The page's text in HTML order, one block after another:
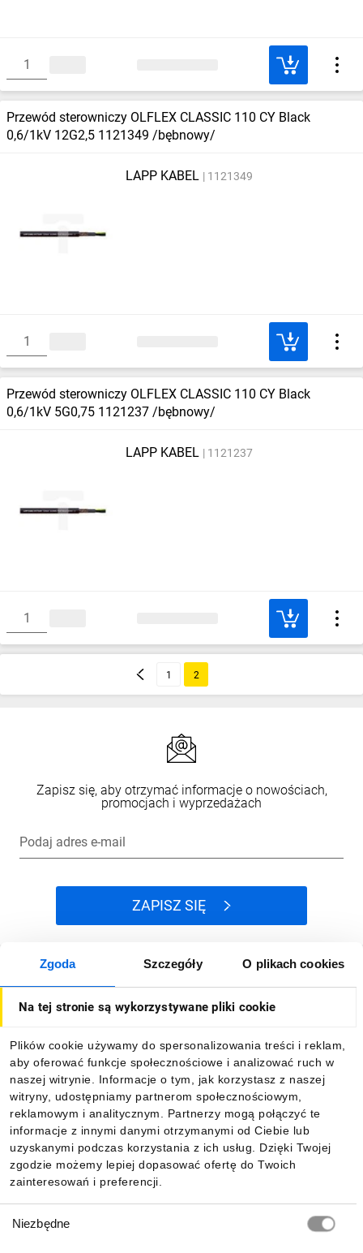
Zgoda Szczegóły O plikach cookies
Na tej stronie są wykorzystywane pliki cookie
Plików cookie używamy do spersonalizowania treści i reklam,
aby oferować funkcje społecznościowe i analizować ruch w
naszej witrynie. Informacje o tym, jak korzystasz z naszej
witryny, udostępniamy partnerom społecznościowym,
reklamowym i analitycznym. Partnerzy mogą połączyć te
informacje z innymi danymi otrzymanymi od Ciebie lub
uzyskanymi podczas korzystania z ich usług. Dzięki Twojej
zgodzie możemy lepiej dopasować ofertę do Twoich
zainteresowań i preferencji.
zgody
Niezbędne
Przewód sterowniczy OLFLEX CLASSIC 110 CY Black
0,6/1kV 12G2,5 1121349 /bębnowy/
LAPP KABEL 1121349
Przewód sterowniczy OLFLEX CLASSIC 110 CY Black
0,6/1kV 5G0,75 1121237 /bębnowy/
LAPP KABEL 1121237
1 2
Zapisz się, aby otrzymać informacje o nowościach,
promocjach i wyprzedażach
Podaj adres e-mail
ZAPISZ SIĘ
Dla kupujących
Informacje
Pobierz naszą aplikację mobilną: